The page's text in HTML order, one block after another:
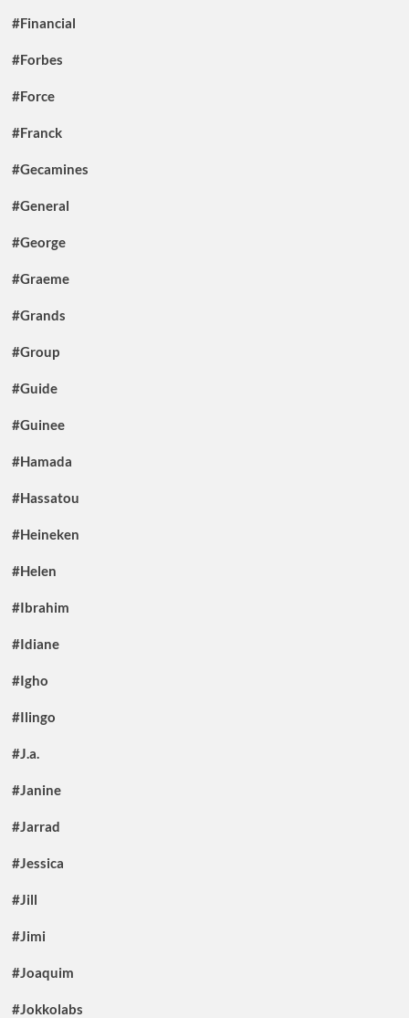
#Financial
#Forbes
#Force
#Franck
#Gecamines
#General
#George
#Graeme
#Grands
#Group
#Guide
#Guinee
#Hamada
#Hassatou
#Heineken
#Helen
#Ibrahim
#Idiane
#Igho
#Ilingo
#J.a.
#Janine
#Jarrad
#Jessica
#Jill
#Jimi
#Joaquim
#Jokkolabs